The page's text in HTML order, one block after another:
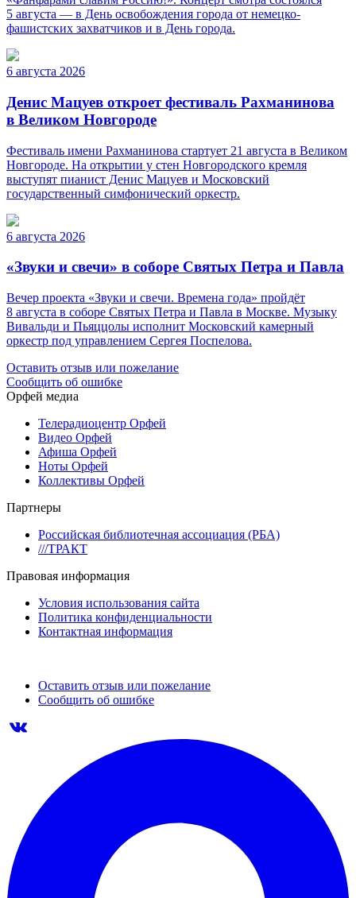
5 августа — в День освобождения города от немецко-
фашистских захватчиков и в День города.
6 августа 2026
Денис Мацуев откроет фестиваль Рахманинова
в Великом Новгороде
Фестиваль имени Рахманинова стартует 21 августа в Великом
Новгороде. На открытии у стен Новгородского кремля
выступят пианист Денис Мацуев и Московский
государственный симфонический оркестр.
6 августа 2026
«Звуки и свечи» в соборе Святых Петра и Павла
Вечер проекта «Звуки и свечи. Времена года» пройдёт
8 августа в соборе Святых Петра и Павла в Москве. Музыку
Вивальди и Пьяццолы исполнит Московский камерный
оркестр под управлением Сергея Поспелова.
Оставить отзыв или пожелание
Сообщить об ошибке
Орфей медиа
Телерадиоцентр Орфей
Видео Орфей
Афиша Орфей
Ноты Орфей
Коллективы Орфей
Партнеры
Российская библиотечная ассоциация (РБА)
///ТРАКТ
Правовая информация
Условия использования сайта
Политика конфиденциальности
Контактная информация
Оставить отзыв или пожелание
Сообщить об ошибке